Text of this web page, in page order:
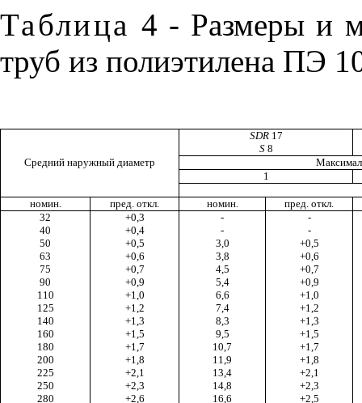
Таблица 4 - Размеры и
труб из полиэтилена ПЭ
Средний наружный диаметр
SDR 17
S 8
1
номин. пред. откл. номин.
пред. откл.
32
+0,3 -
-
40
+0,4 -
-
50
+0,5 3,0
+0,5
63
+0,6 3,8
+0,6
75
+0,7 4,5
+0,7
90
+0,9 5,4
+0,9
110
+1,0 6,6
+1,0
125
+1,2 7,4
+1,2
140
+1,3 8,3
+1,3
160
+1,5 9,5
+1,5
180
+1,7 10,7
+1,7
200
+1,8 11,9
+1,8
225
+2,1 13,4
+2,1
250
+2,3 14,8
+2,3
280
+2,6 16,6 +2,5